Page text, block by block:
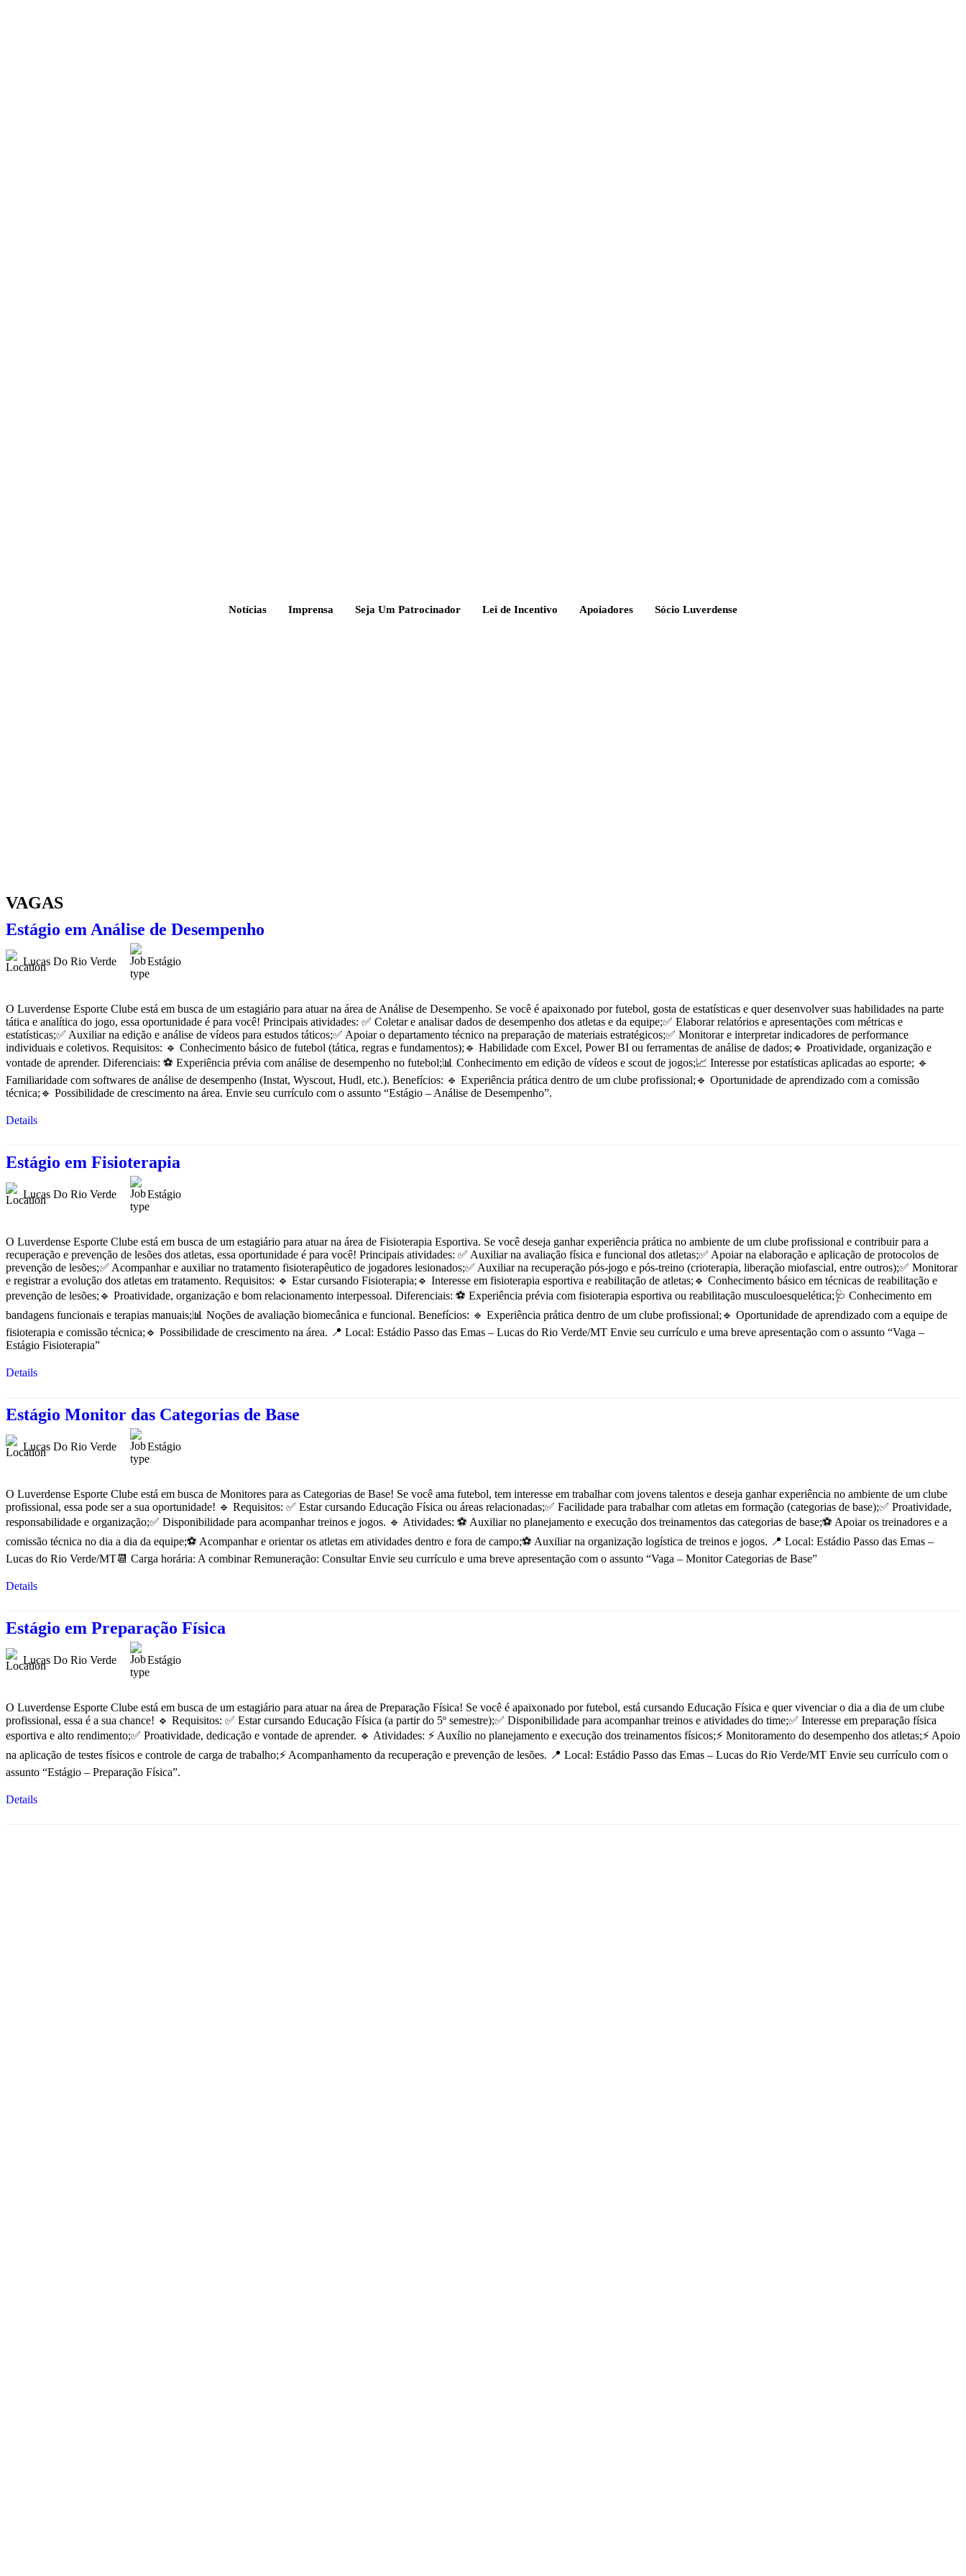
Notícias Imprensa Seja Um Patrocinador Lei de Incentivo Apoiadores Sócio Luverdense
VAGAS
Estágio em Análise de Desempenho
Lucas Do Rio Verde Estágio
O Luverdense Esporte Clube está em busca de um estagiário para atuar na área de Análise de Desempenho. Se você é apaixonado por futebol, gosta de estatísticas e quer desenvolver suas habilidades na parte
tática e analítica do jogo, essa oportunidade é para você! Principais atividades: ✅ Coletar e analisar dados de desempenho dos atletas e da equipe;✅ Elaborar relatórios e apresentações com métricas e
estatísticas;✅ Auxiliar na edição e análise de vídeos para estudos táticos;✅ Apoiar o departamento técnico na preparação de materiais estratégicos;✅ Monitorar e interpretar indicadores de performance
individuais e coletivos. Requisitos: 🔹 Conhecimento básico de futebol (tática, regras e fundamentos);🔹 Habilidade com Excel, Power BI ou ferramentas de análise de dados;🔹 Proatividade, organização e
vontade de aprender. Diferenciais: ⚽ Experiência prévia com análise de desempenho no futebol;📊 Conhecimento em edição de vídeos e scout de jogos;📈 Interesse por estatísticas aplicadas ao esporte; 🔹
Familiaridade com softwares de análise de desempenho (Instat, Wyscout, Hudl, etc.). Benefícios: 🔹 Experiência prática dentro de um clube profissional;🔹 Oportunidade de aprendizado com a comissão
técnica;🔹 Possibilidade de crescimento na área. Envie seu currículo com o assunto “Estágio – Análise de Desempenho”.
Details
Estágio em Fisioterapia
Lucas Do Rio Verde Estágio
O Luverdense Esporte Clube está em busca de um estagiário para atuar na área de Fisioterapia Esportiva. Se você deseja ganhar experiência prática no ambiente de um clube profissional e contribuir para a
recuperação e prevenção de lesões dos atletas, essa oportunidade é para você! Principais atividades: ✅ Auxiliar na avaliação física e funcional dos atletas;✅ Apoiar na elaboração e aplicação de protocolos de
prevenção de lesões;✅ Acompanhar e auxiliar no tratamento fisioterapêutico de jogadores lesionados;✅ Auxiliar na recuperação pós-jogo e pós-treino (crioterapia, liberação miofascial, entre outros);✅ Monitorar
e registrar a evolução dos atletas em tratamento. Requisitos: 🔹 Estar cursando Fisioterapia;🔹 Interesse em fisioterapia esportiva e reabilitação de atletas;🔹 Conhecimento básico em técnicas de reabilitação e
prevenção de lesões;🔹 Proatividade, organização e bom relacionamento interpessoal. Diferenciais: ⚽ Experiência prévia com fisioterapia esportiva ou reabilitação musculoesquelética;🩺 Conhecimento em
bandagens funcionais e terapias manuais;📊 Noções de avaliação biomecânica e funcional. Benefícios: 🔹 Experiência prática dentro de um clube profissional;🔹 Oportunidade de aprendizado com a equipe de
fisioterapia e comissão técnica;🔹 Possibilidade de crescimento na área. 📍 Local: Estádio Passo das Emas – Lucas do Rio Verde/MT Envie seu currículo e uma breve apresentação com o assunto “Vaga –
Estágio Fisioterapia”
Details
Estágio Monitor das Categorias de Base
Lucas Do Rio Verde Estágio
O Luverdense Esporte Clube está em busca de Monitores para as Categorias de Base! Se você ama futebol, tem interesse em trabalhar com jovens talentos e deseja ganhar experiência no ambiente de um clube
profissional, essa pode ser a sua oportunidade! 🔹 Requisitos: ✅ Estar cursando Educação Física ou áreas relacionadas;✅ Facilidade para trabalhar com atletas em formação (categorias de base);✅ Proatividade,
responsabilidade e organização;✅ Disponibilidade para acompanhar treinos e jogos. 🔹 Atividades: ⚽ Auxiliar no planejamento e execução dos treinamentos das categorias de base;⚽ Apoiar os treinadores e a
comissão técnica no dia a dia da equipe;⚽ Acompanhar e orientar os atletas em atividades dentro e fora de campo;⚽ Auxiliar na organização logística de treinos e jogos. 📍 Local: Estádio Passo das Emas –
Lucas do Rio Verde/MT📆 Carga horária: A combinar Remuneração: Consultar Envie seu currículo e uma breve apresentação com o assunto “Vaga – Monitor Categorias de Base”
Details
Estágio em Preparação Física
Lucas Do Rio Verde Estágio
O Luverdense Esporte Clube está em busca de um estagiário para atuar na área de Preparação Física! Se você é apaixonado por futebol, está cursando Educação Física e quer vivenciar o dia a dia de um clube
profissional, essa é a sua chance! 🔹 Requisitos: ✅ Estar cursando Educação Física (a partir do 5º semestre);✅ Disponibilidade para acompanhar treinos e atividades do time;✅ Interesse em preparação física
esportiva e alto rendimento;✅ Proatividade, dedicação e vontade de aprender. 🔹 Atividades: ⚡ Auxílio no planejamento e execução dos treinamentos físicos;⚡ Monitoramento do desempenho dos atletas;⚡ Apoio
na aplicação de testes físicos e controle de carga de trabalho;⚡ Acompanhamento da recuperação e prevenção de lesões. 📍 Local: Estádio Passo das Emas – Lucas do Rio Verde/MT Envie seu currículo com o
assunto “Estágio – Preparação Física”.
Details